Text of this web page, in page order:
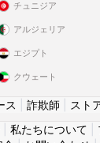
チュニジア
アルジェリア
エジプト
クウェート
ス 詐欺師 スト
私たちについて